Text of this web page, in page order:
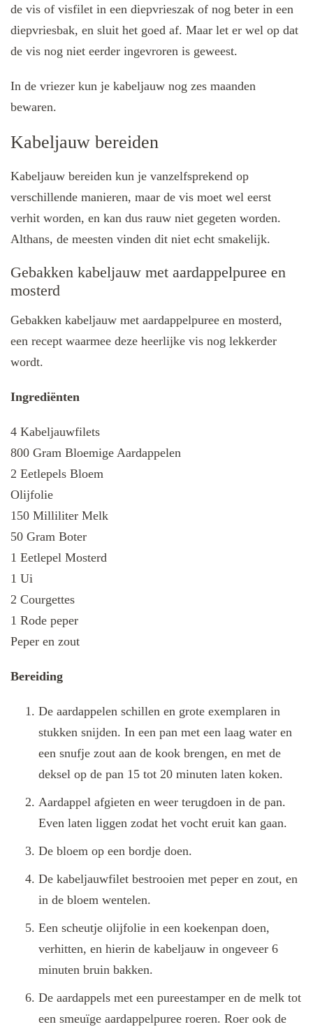
de vis of visfilet in een diepvrieszak of nog beter in een
diepvriesbak, en sluit het goed af. Maar let er wel op dat
de vis nog niet eerder ingevroren is geweest.
In de vriezer kun je kabeljauw nog zes maanden
bewaren.
Kabeljauw bereiden
Kabeljauw bereiden kun je vanzelfsprekend op
verschillende manieren, maar de vis moet wel eerst
verhit worden, en kan dus rauw niet gegeten worden.
Althans, de meesten vinden dit niet echt smakelijk.
Gebakken kabeljauw met aardappelpuree en
mosterd
Gebakken kabeljauw met aardappelpuree en mosterd,
een recept waarmee deze heerlijke vis nog lekkerder
wordt.
Ingrediënten
4 Kabeljauwfilets
800 Gram Bloemige Aardappelen
2 Eetlepels Bloem
Olijfolie
150 Milliliter Melk
50 Gram Boter
1 Eetlepel Mosterd
1 Ui
2 Courgettes
1 Rode peper
Peper en zout
Bereiding
De aardappelen schillen en grote exemplaren in
stukken snijden. In een pan met een laag water en
een snufje zout aan de kook brengen, en met de
deksel op de pan 15 tot 20 minuten laten koken.
Aardappel afgieten en weer terugdoen in de pan.
Even laten liggen zodat het vocht eruit kan gaan.
De bloem op een bordje doen.
De kabeljauwfilet bestrooien met peper en zout, en
in de bloem wentelen.
Een scheutje olijfolie in een koekenpan doen,
verhitten, en hierin de kabeljauw in ongeveer 6
minuten bruin bakken.
De aardappels met een pureestamper en de melk tot
een smeuïge aardappelpuree roeren. Roer ook de